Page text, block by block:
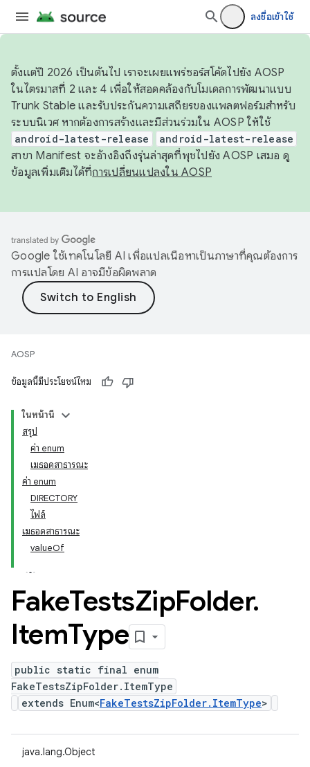
ลงชื่อเข้าใช้
ตั้งแต่ปี 2026 เป็นต้นไป เราจะเผยแพร่ซอร์สโค้ดไปยัง AOSP
ในไตรมาสที่ 2 และ 4 เพื่อให้สอดคล้องกับโมเดลการพัฒนาแบบ
Trunk Stable และรับประกันความเสถียรของแพลตฟอร์มสำหรับ
ระบบนิเวศ หากต้องการสร้างและมีส่วนร่วมใน AOSP ให้ใช้
android-latest-release android-latest-release
สาขา Manifest จะอ้างอิงถึงรุ่นล่าสุดที่พุชไปยัง AOSP เสมอ ดู
ข้อมูลเพิ่มเติมได้ที่การเปลี่ยนแปลงใน AOSP
Google ใช้เทคโนโลยี AI เพื่อแปลเนื้อหาเป็นภาษาที่คุณต้องการ
การแปลโดย AI อาจมีข้อผิดพลาด
AOSP
ข้อมูลนี้มีประโยชน์ไหม
ในหน้านี้
สรุป
ค่า enum
เมธอดสาธารณะ
ค่า enum
DIRECTORY
ไฟล์
เมธอดสาธารณะ
valueOf
FakeTestsZipFolder.
ItemType
public static final enum
FakeTestsZipFolder.ItemType
extends Enum<FakeTestsZipFolder.ItemType>
java.lang.Object